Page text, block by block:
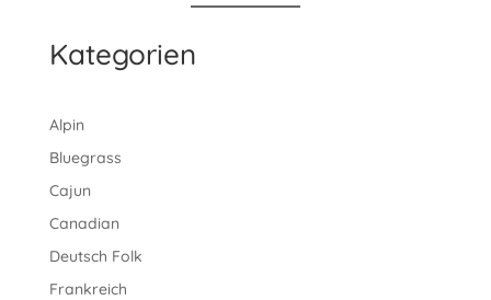
Kategorien
Alpin
Bluegrass
Cajun
Canadian
Deutsch Folk
Frankreich